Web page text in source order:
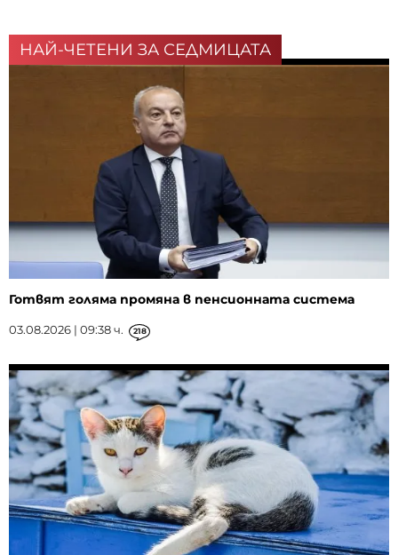
НАЙ-ЧЕТЕНИ ЗА СЕДМИЦАТА
Готвят голяма промяна в пенсионната система
03.08.2026 | 09:38 ч. 218